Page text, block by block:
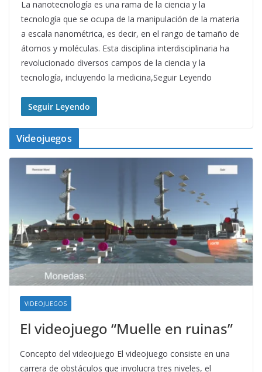
La nanotecnología es una rama de la ciencia y la
tecnología que se ocupa de la manipulación de la materia
a escala nanométrica, es decir, en el rango de tamaño de
átomos y moléculas. Esta disciplina interdisciplinaria ha
revolucionado diversos campos de la ciencia y la
tecnología, incluyendo la medicina,Seguir Leyendo
Seguir Leyendo
Videojuegos
VIDEOJUEGOS
El videojuego “Muelle en ruinas”
Concepto del videojuego El videojuego consiste en una
carrera de obstáculos que involucra tres niveles, el